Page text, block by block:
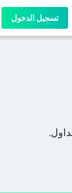
تسجيل الدخول